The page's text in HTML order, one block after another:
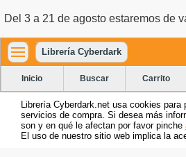
Del 3 a 21 de agosto estaremos de
Librería Cyberdark
Inicio Buscar Carrito
Librería Cyberdark.net usa cookies para
servicios de compra. Si desea más
son y en qué le afectan por favor pinche
El uso de nuestro sitio web implica la